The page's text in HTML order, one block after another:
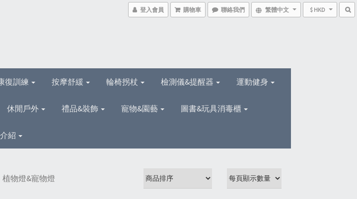
登入會員 購物車 聯絡我們 繁體中文 $ HKD
復訓練 按摩舒緩 輪椅拐杖 檢測儀&提醒器 運動健身
休閒戶外 禮品&裝飾 寵物&園藝 圖書&玩具消毒櫃
紹
植物燈&寵物燈